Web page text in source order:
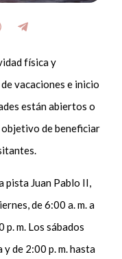
física y
vacaciones e inicio
están abiertos o
objetivo de beneficiar
pista Juan Pablo II,
de 6:00 a. m. a
p. m. Los sábados
y de 2:00 p. m. hasta